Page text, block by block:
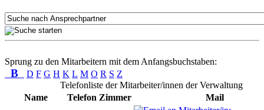
Sprung zu den Mitarbeitern mit dem Anfangsbuchstaben:
B D F G H K L M O R S Z
Telefonliste der Mitarbeiter/innen der Verwaltung
Name
Telefon Zimmer
Mail